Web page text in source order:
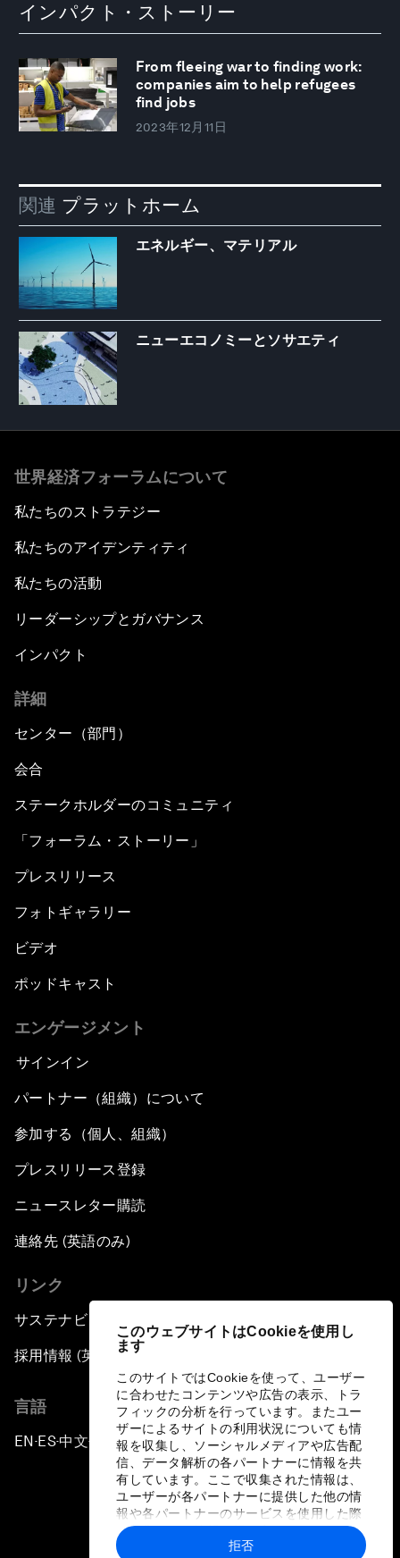
このウェブサイトはCookieを使用し
ます
このサイトではCookieを使って、ユーザー
に合わせたコンテンツや広告の表示、トラ
フィックの分析を行っています。またユー
ザーによるサイトの利用状況についても情
報を収集し、ソーシャルメディアや広告配
信、データ解析の各パートナーに情報を共
有しています。ここで収集された情報は、
ユーザーが各パートナーに提供した他の情
報や各パートナーのサービスを使用した際
に収集された情報と組み合わされ、各パー
トナーによって使用されることがありま
拒否
インパクト・ストーリー
From fleeing war to finding work:
companies aim to help refugees
find jobs
2023年12月11日
関連 プラットホーム
エネルギー、マテリアル
ニューエコノミーとソサエティ
世界経済フォーラムについて
私たちのストラテジー
私たちのアイデンティティ
私たちの活動
リーダーシップとガバナンス
インパクト
詳細
センター（部門）
会合
ステークホルダーのコミュニティ
「フォーラム・ストーリー」
プレスリリース
フォトギャラリー
ビデオ
ポッドキャスト
エンゲージメント
サインイン
パートナー（組織）について
参加する（個人、組織）
プレスリリース登録
ニュースレター購読
連絡先 (英語のみ)
リンク
サステナビリティへの取り組み
採用情報 (英語のみ)
言語
EN ▪ES▪中文▪ 日本語